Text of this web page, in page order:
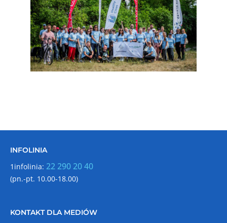
INFOLINIA
1infolinia: 22 290 20 40
(pn.-pt. 10.00-18.00)
KONTAKT DLA MEDIÓW